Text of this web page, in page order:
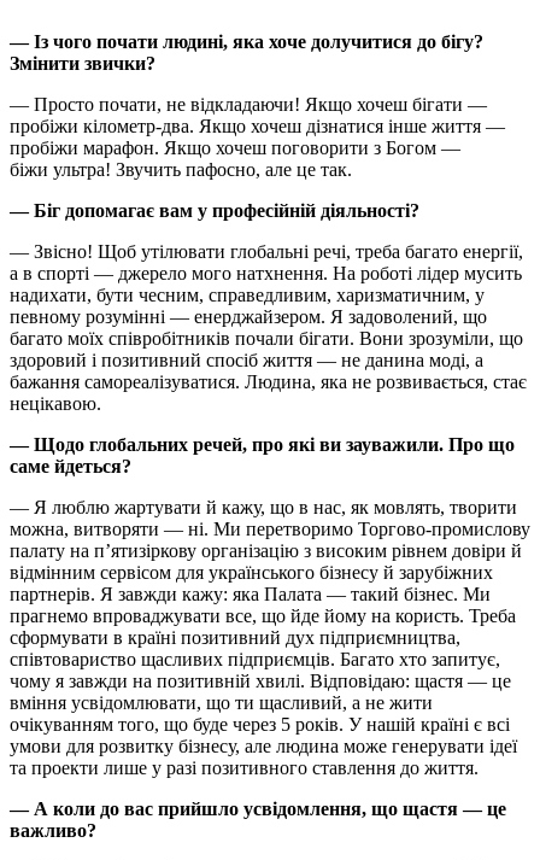
— Із чого почати людині, яка хоче долучитися до бігу?
Змінити звички?
— Просто почати, не відкладаючи! Якщо хочеш бігати —
пробіжи кілометр-два. Якщо хочеш дізнатися інше життя —
пробіжи марафон. Якщо хочеш поговорити з Богом —
біжи ультра! Звучить пафосно, але це так.
— Біг допомагає вам у професійній діяльності?
— Звісно! Щоб утілювати глобальні речі, треба багато енергії,
а в спорті — джерело мого натхнення. На роботі лідер мусить
надихати, бути чесним, справедливим, харизматичним, у
певному розумінні — енерджайзером. Я задоволений, що
багато моїх співробітників почали бігати. Вони зрозуміли, що
здоровий і позитивний спосіб життя — не данина моді, а
бажання самореалізуватися. Людина, яка не розвивається, стає
нецікавою.
— Щодо глобальних речей, про які ви зауважили. Про що
саме йдеться?
— Я люблю жартувати й кажу, що в нас, як мовлять, творити
можна, витворяти — ні. Ми перетворимо Торгово-промислову
палату на п’ятизіркову організацію з високим рівнем довіри й
відмінним сервісом для українського бізнесу й зарубіжних
партнерів. Я завжди кажу: яка Палата — такий бізнес. Ми
прагнемо впроваджувати все, що йде йому на користь. Треба
сформувати в країні позитивний дух підприємництва,
співтовариство щасливих підприємців. Багато хто запитує,
чому я завжди на позитивній хвилі. Відповідаю: щастя — це
вміння усвідомлювати, що ти щасливий, а не жити
очікуванням того, що буде через 5 років. У нашій країні є всі
умови для розвитку бізнесу, але людина може генерувати ідеї
та проекти лише у разі позитивного ставлення до життя.
— А коли до вас прийшло усвідомлення, що щастя — це
важливо?